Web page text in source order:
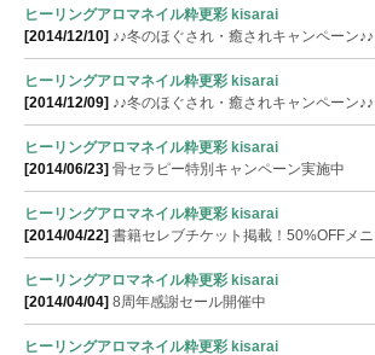
ヒーリングアロマネイル粋更彩 kisarai
[2014/12/10] ♪♪冬のほぐされ・癒されキャンペーン♪♪
ヒーリングアロマネイル粋更彩 kisarai
[2014/12/09] ♪♪冬のほぐされ・癒されキャンペーン♪♪
ヒーリングアロマネイル粋更彩 kisarai
[2014/06/23] 骨セラピー特別キャンペーン実施中
ヒーリングアロマネイル粋更彩 kisarai
[2014/04/22] 書籍セレブチケット掲載！50%OFFメ
ヒーリングアロマネイル粋更彩 kisarai
[2014/04/04] 8周年感謝セール開催中
ヒーリングアロマネイル粋更彩 kisarai